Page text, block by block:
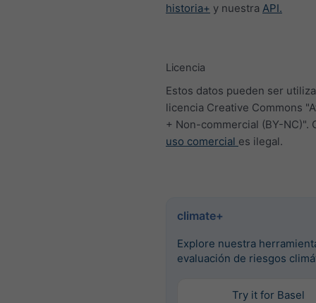
historia+ y nuestra API.
Licencia
Estos datos pueden ser
licencia Creative Commons
+ Non-commercial (BY-NC)".
uso comercial es ilegal.
climate+
Explore nuestra
evaluación de riesgos
Try it for Basel